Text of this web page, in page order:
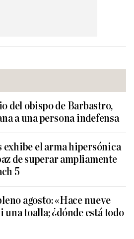
del obispo de Barbastro,
a una persona indefensa
exhibe el arma hipersónica
de superar ampliamente
5
agosto: «Hace nueve
una toalla; ¿dónde está todo